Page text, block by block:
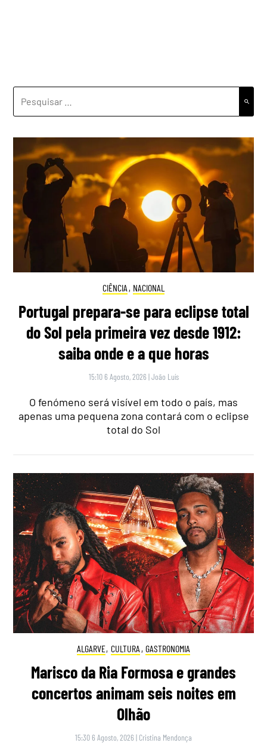
CIÊNCIA , NACIONAL
Portugal prepara-se para eclipse total
do Sol pela primeira vez desde 1912:
saiba onde e a que horas
15:10 6 Agosto, 2026 |João Luís
O fenómeno será visível em todo o país, mas
apenas uma pequena zona contará com o eclipse
total do Sol
ALGARVE, CULTURA , GASTRONOMIA
Marisco da Ria Formosa e grandes
concertos animam seis noites em
Olhão
15:30 6 Agosto, 2026 | Cristina Mendonça